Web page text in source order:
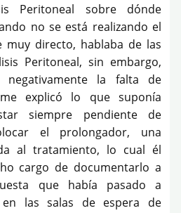
Peritoneal sobre dónde
no se está realizando el
muy directo, hablaba de las
Peritoneal, sin embargo,
negativamente la falta de
explicó lo que suponía
siempre pendiente de
el prolongador, una
al tratamiento, lo cual él
cargo de documentarlo a
que había pasado a
en las salas de espera de